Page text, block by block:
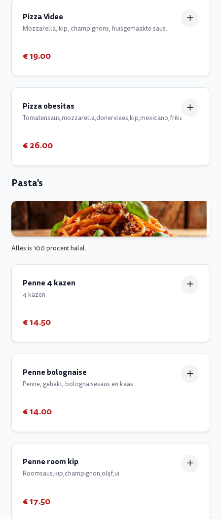
Pizza Videe
Mozzarella, kip, champignons, huisgemaakte saus.
€ 19.00
Pizza obesitas
€ 26.00
Pasta's
Alles is 100 procent halal.
Penne 4 kazen
4 kazen
€ 14.50
Penne bolognaise
Penne, gehakt, bolognaisesaus en kaas.
€ 14.00
Penne room kip
Roomsaus,kip,champignon,olijf,ui
€ 17.50